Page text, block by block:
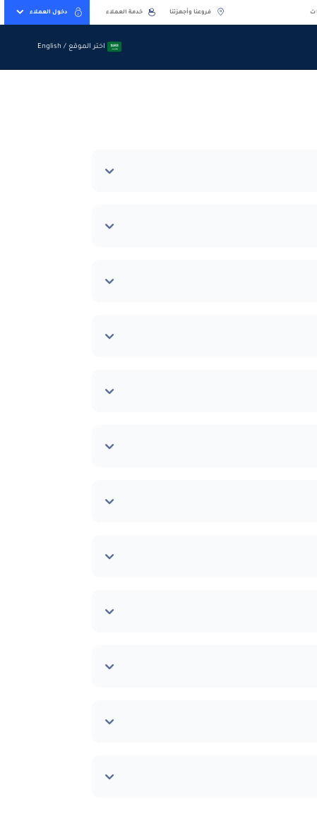
فروعنا وأجهزتنا خدمة العملاء دخول العملاء
اختر الموقع / English
اختر الموقع / English